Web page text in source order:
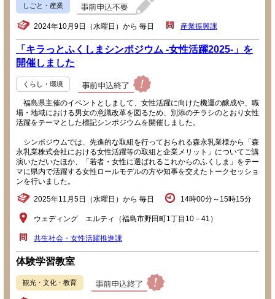
しごと・産業
2024年10月9日（水曜日）から 毎日 産業振興課
「キラっとふくしまシンポジウム -女性活躍2025-」を
開催しました
くらし・環境
福島県主催のイベントとしまして、女性活躍に向けた機運の醸成や、職
場・地域における男女の意識改革を図るため、別添のチラシのとおり女性
活躍をテーマとした標記シンポジウムを開催しました。
シンポジウムでは、先進的な取組を行っておられる森永乳業様から「森
永乳業株式会社における女性活躍等の取組と企業メリット」についてご講
演いただいたほか、「若者・女性に選ばれるこれからのふくしま」をテー
マに県内で活躍する女性ロールモデルの方や知事を交えたトークセッショ
ンを行いました。
2025年11月5日（水曜日）から 毎日 14時00分～15時15分
ウェディング エルティ（福島市野田町1丁目10－41）
共生社会・女性活躍推進課
体験学習教室
観光・文化・教育